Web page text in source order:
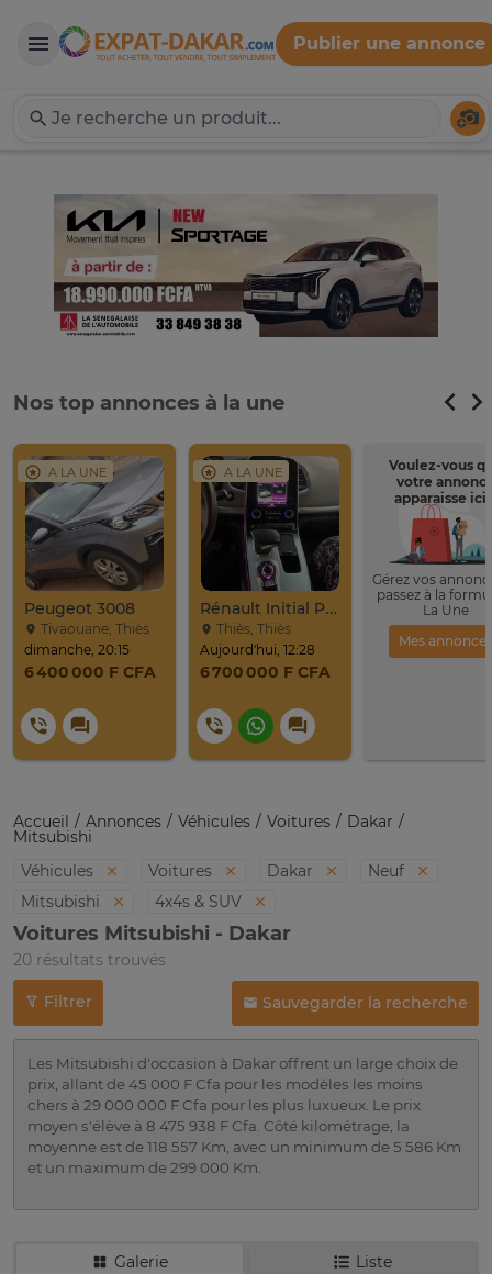
Expat-Dakar
Publier une annonce
Nos top annonces à la une
A LA UNE
Peugeot 3008
Tivaouane, Thiès
dimanche, 20:15
6 400 000 F CFA
A LA UNE
Rénault Initial Paris 7 Places Très Propre
Thiès, Thiès
Aujourd'hui, 12:28
6 700 000 F CFA
Voulez-vous
votre
apparaisse ici
Gérez vos
passez à la
La Une
Mes annonces
Accueil Annonces Véhicules Voitures Dakar
Mitsubishi
Véhicules
Voitures Dakar
Neuf
Mitsubishi
4x4s & SUV
Voitures Mitsubishi - Dakar
20 résultats trouvés
Filtrer Sauvegarder la recherche
Les Mitsubishi d'occasion à Dakar offrent un large choix de
prix, allant de 45 000 F Cfa pour les modèles les moins
chers à 29 000 000 F Cfa pour les plus luxueux. Le prix
moyen s'élève à 8 475 938 F Cfa. Côté kilométrage, la
moyenne est de 118 557 Km, avec un minimum de 5 586 Km
et un maximum de 299 000 Km.
Galerie Liste